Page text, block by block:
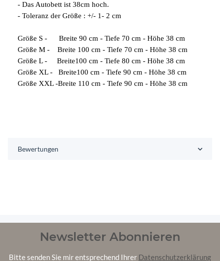
- Das Autobett ist 38cm hoch.
- Toleranz der Größe : +/- 1- 2 cm
Größe S - Breite 90 cm - Tiefe 70 cm - Höhe 38 cm
Größe M - Breite 100 cm - Tiefe 70 cm - Höhe 38 cm
Größe L - Breite100 cm - Tiefe 80 cm - Höhe 38 cm
Größe XL - Breite100 cm - Tiefe 90 cm - Höhe 38 cm
Größe XXL -Breite 110 cm - Tiefe 90 cm - Höhe 38 cm
Bewertungen
Newsletter Abonnieren
Bitte senden Sie mir entsprechend Ihrer Datenschutzerklärung